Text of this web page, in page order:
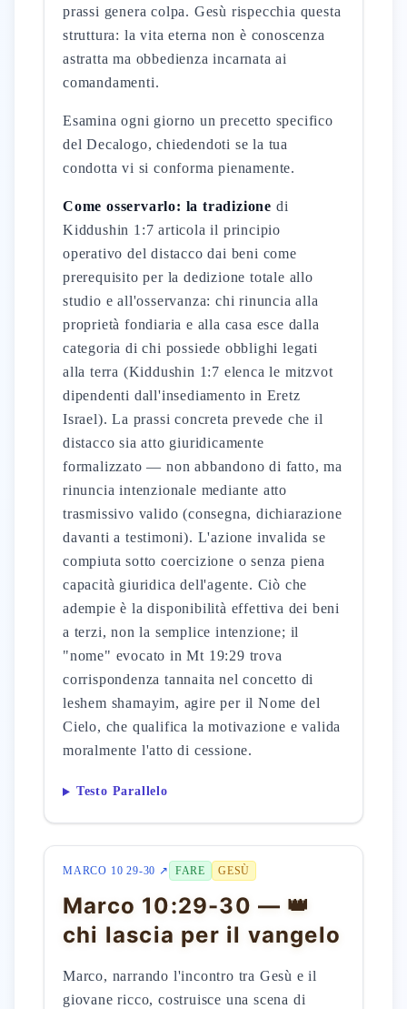
prassi genera colpa. Gesù rispecchia questa
struttura: la vita eterna non è conoscenza
astratta ma obbedienza incarnata ai
comandamenti.
Esamina ogni giorno un precetto specifico
del Decalogo, chiedendoti se la tua
condotta vi si conforma pienamente.
Come osservarlo: la tradizione di
Kiddushin 1:7 articola il principio
operativo del distacco dai beni come
prerequisito per la dedizione totale allo
studio e all'osservanza: chi rinuncia alla
proprietà fondiaria e alla casa esce dalla
categoria di chi possiede obblighi legati
alla terra (Kiddushin 1:7 elenca le mitzvot
dipendenti dall'insediamento in Eretz
Israel). La prassi concreta prevede che il
distacco sia atto giuridicamente
formalizzato — non abbandono di fatto, ma
rinuncia intenzionale mediante atto
trasmissivo valido (consegna, dichiarazione
davanti a testimoni). L'azione invalida se
compiuta sotto coercizione o senza piena
capacità giuridica dell'agente. Ciò che
adempie è la disponibilità effettiva dei beni
a terzi, non la semplice intenzione; il
"nome" evocato in Mt 19:29 trova
corrispondenza tannaita nel concetto di
leshem shamayim, agire per il Nome del
Cielo, che qualifica la motivazione e valida
moralmente l'atto di cessione.
Testo Parallelo
MARCO 10 29-30 ↗ FARE GESÙ
Marco 10:29-30 — 👑
chi lascia per il vangelo
Marco, narrando l'incontro tra Gesù e il
giovane ricco, costruisce una scena di